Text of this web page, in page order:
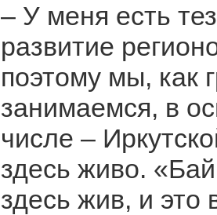
– У меня есть
развитие
поэтому мы, как
занимаемся, в
числе –
здесь живо.
здесь жив, и это